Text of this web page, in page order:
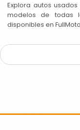
Explora autos
modelos de todas
disponibles en